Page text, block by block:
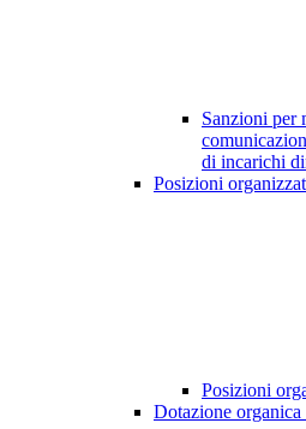
Sanzioni per
di incarichi
Posizioni
Posizioni
Dotazione organica